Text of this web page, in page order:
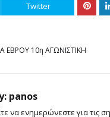
Twitter
10η ΑΓΩΝΙΣΤΙΚΗ
panos
να ενημερώνεστε για τις